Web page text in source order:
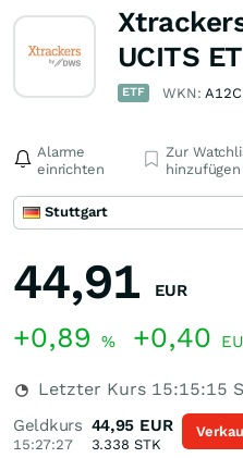
UCITS
ETF WKN:
Alarme
einrichten
Zur
hinzufügen
Stuttgart
44,91 EUR
+0,89 % +0,40
Letzter Kurs 15:15:15
Geldkurs
15:27:27
44,95 EUR
3.338 STK